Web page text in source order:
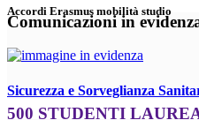
Accordi Erasmus mobilità studio
Comunicazioni in
Sicurezza e Sorveglianza
500 STUDENTI